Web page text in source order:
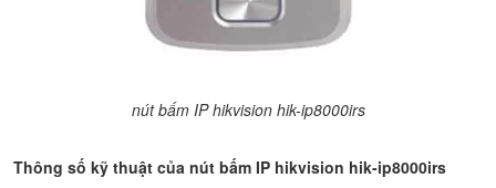
nút bấm IP hikvision hik-ip8000irs
Thông số kỹ thuật của nút bấm IP hikvision hik-ip8000irs